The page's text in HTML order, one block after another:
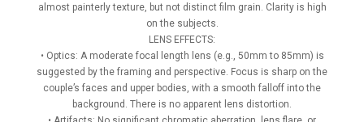
almost painterly texture, but not distinct film grain. Clarity is high
on the subjects.
LENS EFFECTS:
• Optics: A moderate focal length lens (e.g., 50mm to 85mm) is
suggested by the framing and perspective. Focus is sharp on the
couple’s faces and upper bodies, with a smooth falloff into the
background. There is no apparent lens distortion.